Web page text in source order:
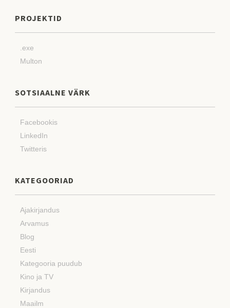
PROJEKTID
.exe
Multon
SOTSIAALNE VÄRK
Facebookis
LinkedIn
Twitteris
KATEGOORIAD
Ajakirjandus
Arvamus
Blog
Eesti
Kategooria puudub
Kino ja TV
Kirjandus
Maailm